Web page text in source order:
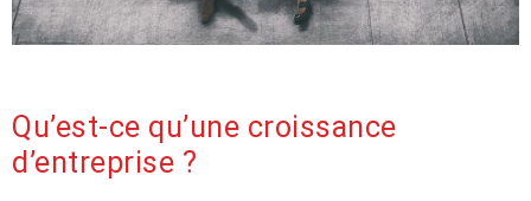
Qu’est-ce qu’une croissance
d’entreprise ?